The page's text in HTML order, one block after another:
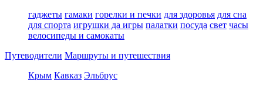
гаджеты гамаки горелки и печки для здоровья для сна
для спорта игрушки да игры палатки посуда свет часы
велосипеды и самокаты
Путеводители Маршруты и путешествия
Крым Кавказ Эльбрус